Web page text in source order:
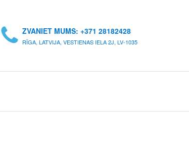
ZVANIET MUMS: +371 28182428
RĪGA, LATVIJA, VESTIENAS IELA 2J, LV-1035